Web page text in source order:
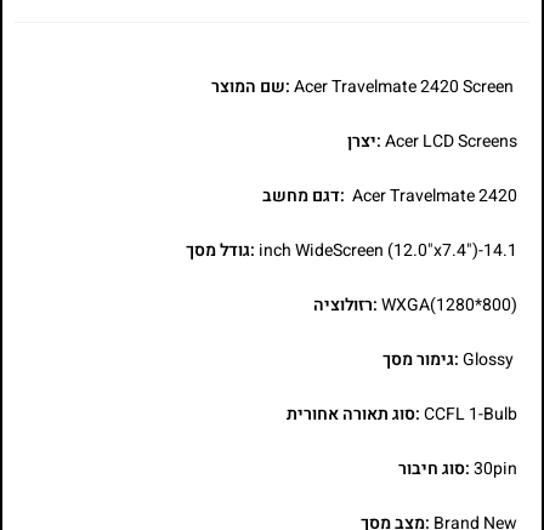
:שם המוצר
Acer LCD Screens:יצרן
Acer Travelmate 2420 :דגם מחשב
14.1-inch WideScreen (12.0"x7.4") :גודל מסך
WXGA(1280*800):רזולוציה
Glossy:גימור מסך
CCFL 1-Bulb:סוג תאורה אחורית
30pin:סוג חיבור
Brand New :מצב מסך